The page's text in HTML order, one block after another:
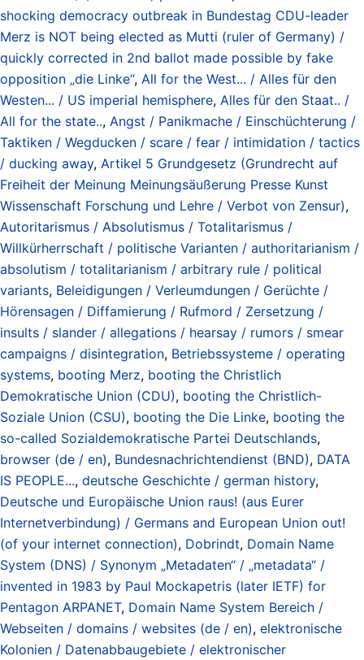
shocking democracy outbreak in Bundestag CDU-leader
Merz is NOT being elected as Mutti (ruler of Germany) /
quickly corrected in 2nd ballot made possible by fake
opposition „die Linke“, All for the West... / Alles für den
Westen... / US imperial hemisphere, Alles für den Staat.. /
All for the state.., Angst / Panikmache / Einschüchterung /
Taktiken / Wegducken / scare / fear / intimidation / tactics
/ ducking away, Artikel 5 Grundgesetz (Grundrecht auf
Freiheit der Meinung Meinungsäußerung Presse Kunst
Wissenschaft Forschung und Lehre / Verbot von Zensur),
Autoritarismus / Absolutismus / Totalitarismus /
Willkürherrschaft / politische Varianten / authoritarianism /
absolutism / totalitarianism / arbitrary rule / political
variants, Beleidigungen / Verleumdungen / Gerüchte /
Hörensagen / Diffamierung / Rufmord / Zersetzung /
insults / slander / allegations / hearsay / rumors / smear
campaigns / disintegration, Betriebssysteme / operating
systems, booting Merz, booting the Christlich
Demokratische Union (CDU), booting the Christlich-
Soziale Union (CSU), booting the Die Linke, booting the
so-called Sozialdemokratische Partei Deutschlands,
browser (de / en), Bundesnachrichtendienst (BND), DATA
IS PEOPLE..., deutsche Geschichte / german history,
Deutsche und Europäische Union raus! (aus Eurer
Internetverbindung) / Germans and European Union out!
(of your internet connection), Dobrindt, Domain Name
System (DNS) / Synonym „Metadaten“ / „metadata“ /
invented in 1983 by Paul Mockapetris (later IETF) for
Pentagon ARPANET, Domain Name System Bereich /
Webseiten / domains / websites (de / en), elektronische
Kolonien / Datenabbaugebiete / elektronischer